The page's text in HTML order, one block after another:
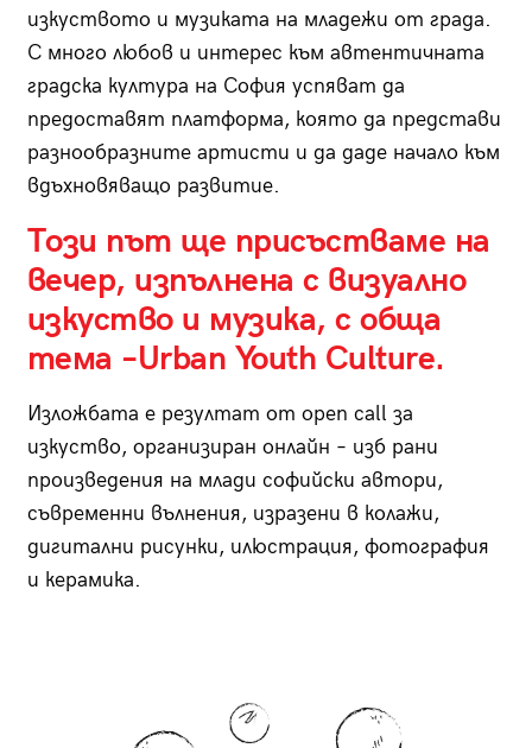
изкуството и музиката на младежи от града.
С много любов и интерес към автентичната
градска култура на София успяват да
предоставят платформа, която да представи
разнообразните артисти и да даде начало към
вдъхновяващо развитие.
Този път ще присъстваме на
вечер, изпълнена с визуално
изкуство и музика, с обща
тема –Urban Youth Culture.
Изложбата е резултат от open call за
изкуство, организиран онлайн – изб рани
произведения на млади софийски автори,
съвременни вълнения, изразени в колажи,
дигитални рисунки, илюстрация, фотография
и керамика.